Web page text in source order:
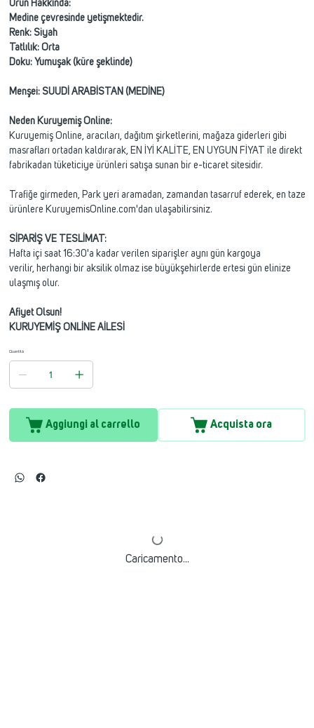
Ürün Hakkında:
Medine çevresinde yetişmektedir.
Renk: Siyah
Tatlılık: Orta
Doku: Yumuşak (küre şeklinde)
Menşei: SUUDİ ARABİSTAN (MEDİNE)
Neden Kuruyemiş Online:
Kuruyemiş Online, aracıları, dağıtım şirketlerini, mağaza giderleri gibi
masrafları ortadan kaldırarak, EN İYİ KALİTE, EN UYGUN FİYAT ile direkt
fabrikadan tüketiciye ürünleri satışa sunan bir e-ticaret sitesidir.
Trafiğe girmeden, Park yeri aramadan, zamandan tasarruf ederek, en taze
ürünlere KuruyemisOnline.com'dan ulaşabilirsiniz.
SİPARİŞ VE TESLİMAT:
Hafta içi saat 16:30'a kadar verilen siparişler aynı gün kargoya
verilir, herhangi bir aksilik olmaz ise büyükşehirlerde ertesi gün elinize
ulaşmış olur.
Afiyet Olsun!
KURUYEMİŞ ONLİNE AİLESİ
Quantità
Aggiungi al carrello Acquista ora
Caricamento...